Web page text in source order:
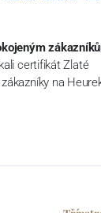
certifikát Zlaté
na